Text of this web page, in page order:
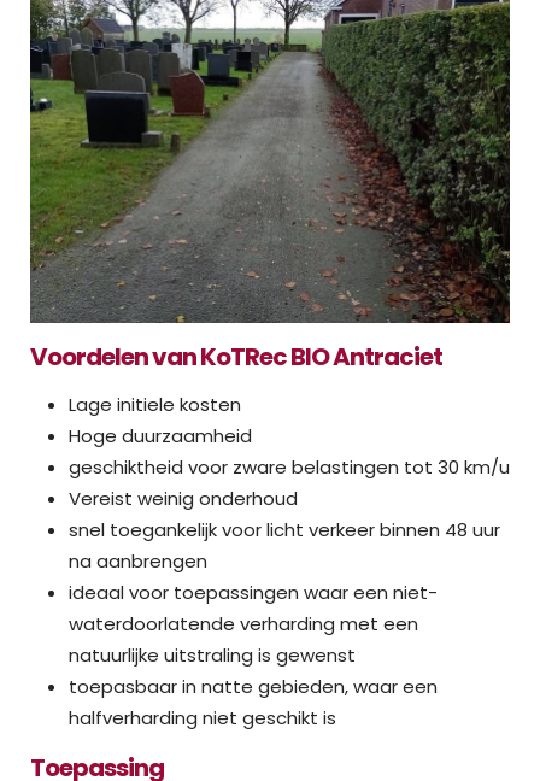
Voordelen van KoTRec BIO Antraciet
Lage initiele kosten
Hoge duurzaamheid
geschiktheid voor zware belastingen tot 30 km/u
Vereist weinig onderhoud
snel toegankelijk voor licht verkeer binnen 48 uur
na aanbrengen
ideaal voor toepassingen waar een niet-
waterdoorlatende verharding met een
natuurlijke uitstraling is gewenst
toepasbaar in natte gebieden, waar een
halfverharding niet geschikt is
Toepassing